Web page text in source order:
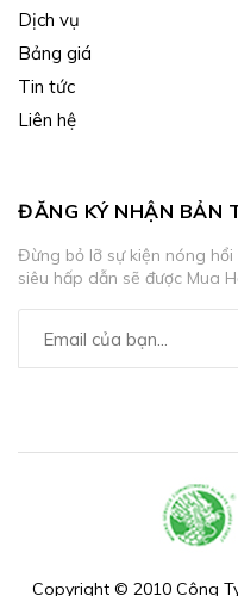
Dịch vụ
Bảng giá
Tin tức
Liên hệ
ĐĂNG KÝ NHẬN BẢN
Đừng bỏ lỡ sự kiện nóng
siêu hấp dẫn sẽ được Mua
Copyright © 2010 Công